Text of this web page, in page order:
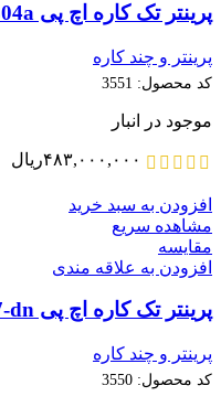
پرینتر تک کاره اچ پی M304a
پرینتر و چند کاره
کد محصول: 3551
موجود در انبار
۴۸۳,۰۰۰,۰۰۰ریال
افزودن به سبد خرید
مشاهده سریع
مقایسه
افزودن به علاقه مندی
پرینتر تک کاره اچ پی M507-dn
پرینتر و چند کاره
کد محصول: 3550